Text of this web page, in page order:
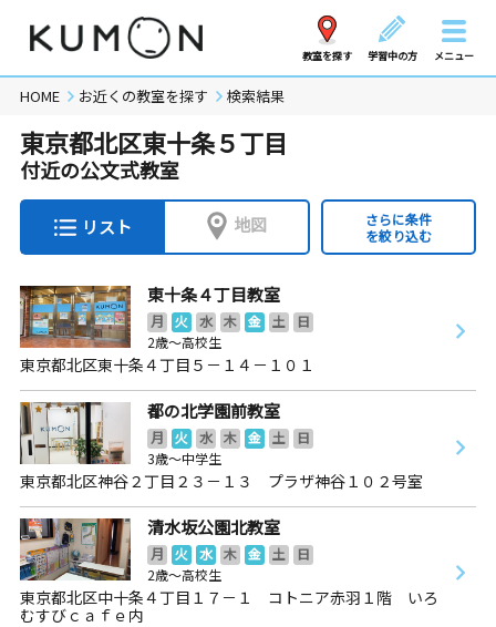
教室を探す 学習中の方 メニュー
HOME お近くの教室を探す 検索結果
東京都北区東十条５丁目
付近の公文式教室
リスト 地図
さらに条件
を絞り込む
東十条４丁目教室
月 火 水 木 金 土
日
2歳～高校生
東京都北区東十条４丁目５－１４－１０１
都の北学園前教室
月 火 水 木 金 土
日
3歳～中学生
東京都北区神谷２丁目２３－１３ プラザ神谷１０２号室
清水坂公園北教室
月 火 水 木 金 土
日
2歳～高校生
東京都北区中十条４丁目１７－１ コトニア赤羽１階 いろ
むすびｃａｆｅ内